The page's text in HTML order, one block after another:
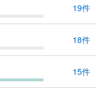
19件
18件
15件